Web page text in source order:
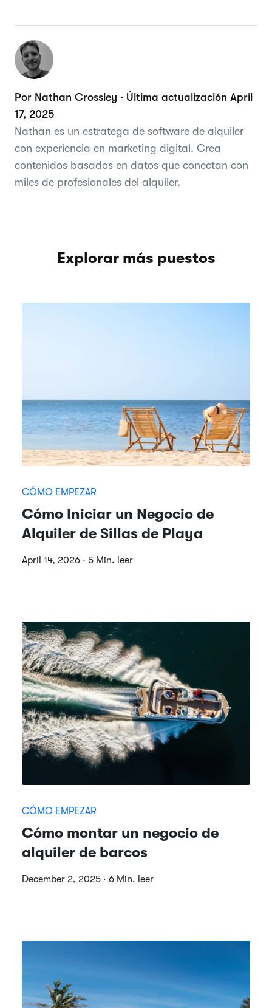
Por Nathan Crossley · Última actualización April
17, 2025
Nathan es un estratega de software de alquiler
con experiencia en marketing digital. Crea
contenidos basados en datos que conectan con
miles de profesionales del alquiler.
Explorar más puestos
CÓMO EMPEZAR
Cómo Iniciar un Negocio de
Alquiler de Sillas de Playa
April 14, 2026 · 5 Min. leer
CÓMO EMPEZAR
Cómo montar un negocio de
alquiler de barcos
December 2, 2025 · 6 Min. leer